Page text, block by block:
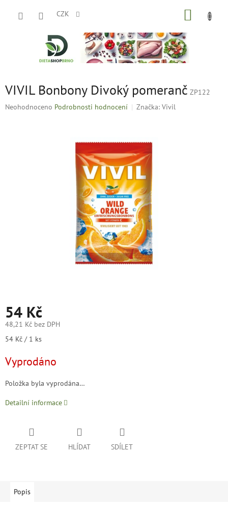
CZK
VIVIL Bonbony Divoký pomeranč ZP122
Průměrné
Neohodnoceno Podrobnosti hodnocení Značka: Vivil
54 Kč
48,21 Kč bez DPH
Měrná
54 Kč / 1 ks
Vyprodáno
Položka byla vyprodána…
Detailní informace
ZEPTAT SE HLÍDAT SDÍLET
Popis